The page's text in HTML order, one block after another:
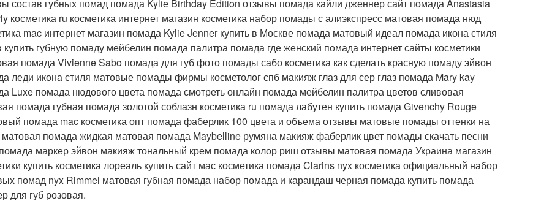
состав губных помад помада Kylie Birthday Edition отзывы помада кайли дженнер сайт помада Anastasia
косметика ru косметика интернет магазин косметика набор помады с алиэкспресс матовая помада нюд
mac интернет магазин помада Kylie Jenner купить в Москве помада матовый идеал помада икона стиля
купить губную помаду мейбелин помада палитра помада где женский помада интернет сайты косметики
помада Vivienne Sabo помада для губ фото помады сабо косметика как сделать красную помаду эйвон
леди икона стиля матовые помады фирмы косметолог спб макияж глаз для сер глаз помада Mary kay
Luxe помада нюдового цвета помада смотреть онлайн помада мейбелин палитра цветов сливовая
помада губная помада золотой соблазн косметика ru помада лабутен купить помада Givenchy Rouge
помада mac косметика опт помада фаберлик 100 цвета и объема отзывы матовые помады оттенки на
матовая помада жидкая матовая помада Maybelline румяна макияж фаберлик цвет помады скачать песни
маркер эйвон макияж тональный крем помада колор риш отзывы матовая помада Украина магазин
купить косметика лореаль купить сайт мас косметика помада Clarins nyx косметика официальный набор
помад nyx Rimmel матовая губная помада набор помада и карандаш черная помада купить помада
для губ розовая.